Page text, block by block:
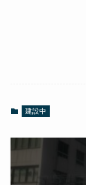
建設中